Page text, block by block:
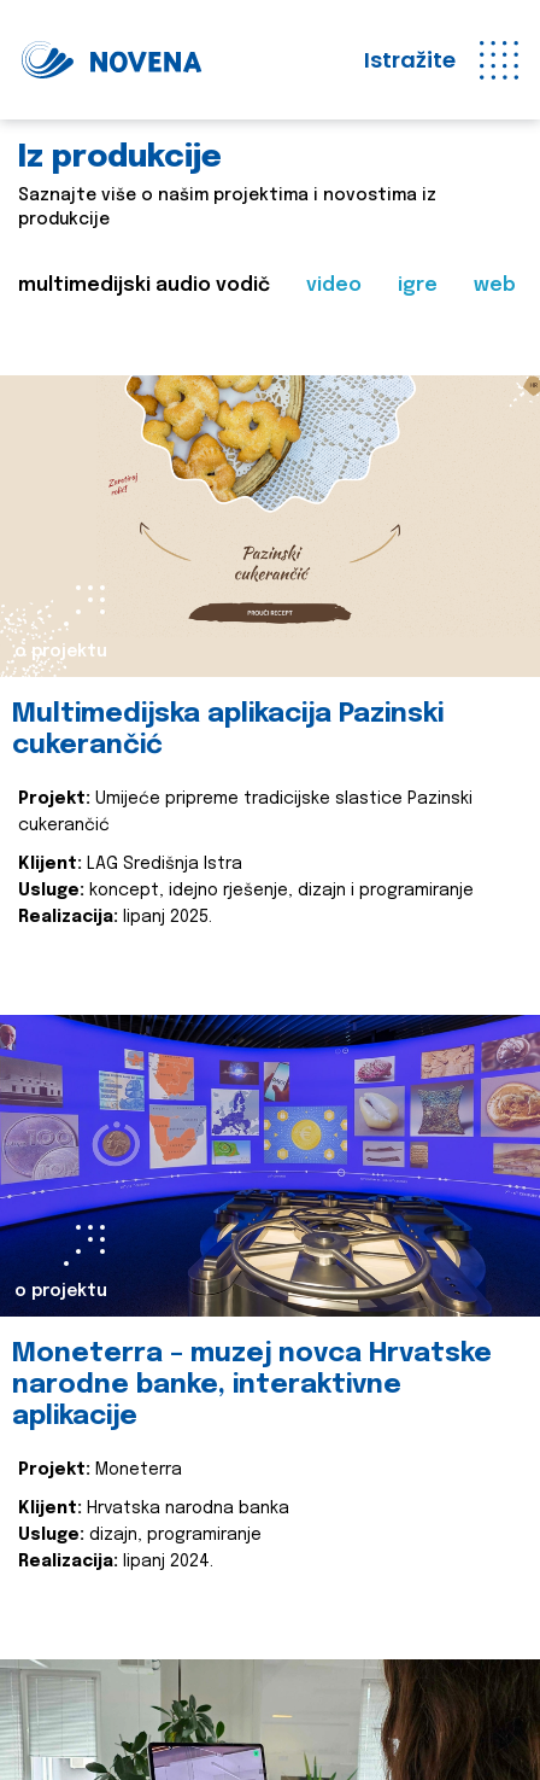
Istražite
Iz produkcije
Saznajte više o našim projektima i novostima iz
produkcije
multimedijski audio vodič video igre web
o projektu
Multimedijska aplikacija Pazinski
cukerančić
Projekt: Umijeće pripreme tradicijske slastice Pazinski
cukerančić
Klijent: LAG Središnja Istra
Usluge: koncept, idejno rješenje, dizajn i programiranje
Realizacija: lipanj 2025.
o projektu
Moneterra – muzej novca Hrvatske
narodne banke, interaktivne
aplikacije
Projekt: Moneterra
Klijent: Hrvatska narodna banka
Usluge: dizajn, programiranje
Realizacija: lipanj 2024.